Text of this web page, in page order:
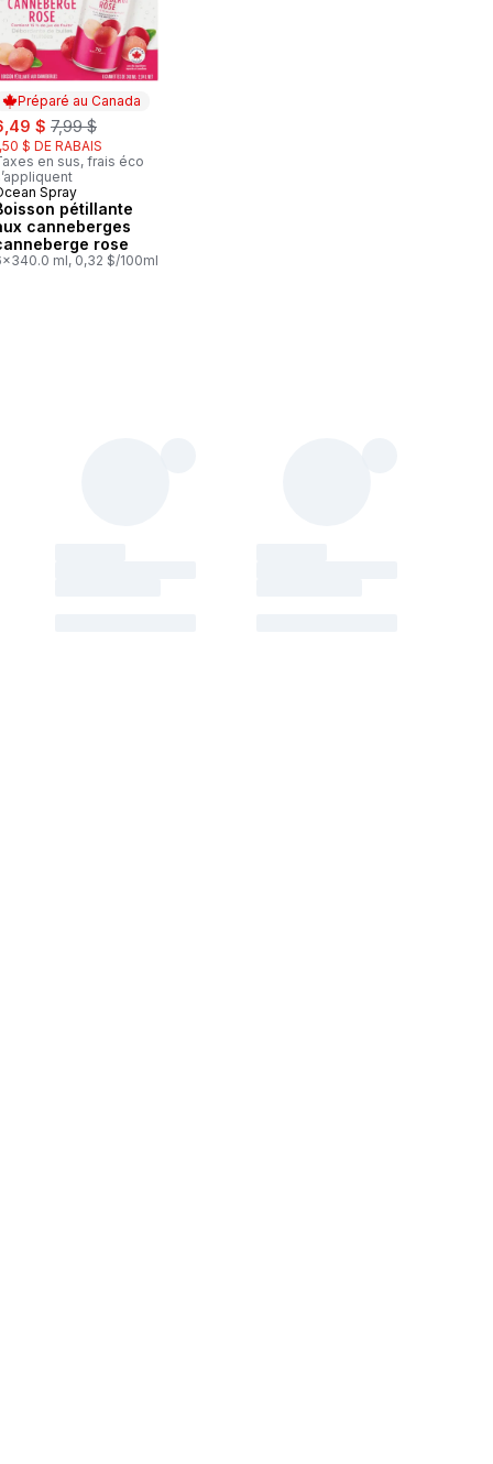
Préparé au Canada
$ , formerly:
7,99 $
$ DE RABAIS
en sus, frais éco
au Canada
Spray
pétillante
canneberges
rose
ml, 0,32 $/100ml
au panier